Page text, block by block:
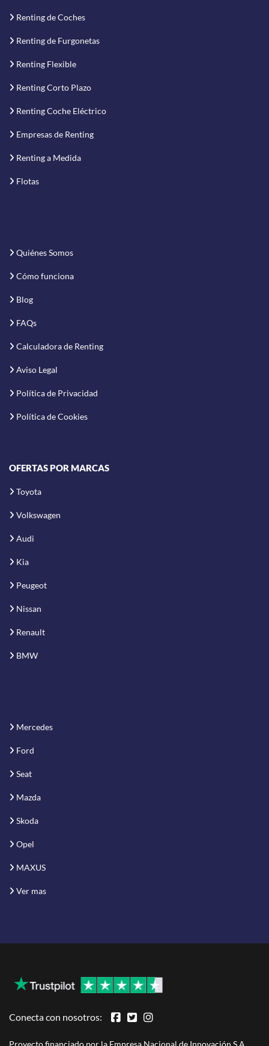
Renting de Coches
Renting de Furgonetas
Renting Flexible
Renting Corto Plazo
Renting Coche Eléctrico
Empresas de Renting
Renting a Medida
Flotas
Quiénes Somos
Cómo funciona
Blog
FAQs
Calculadora de Renting
Aviso Legal
Política de Privacidad
Política de Cookies
OFERTAS POR MARCAS
Toyota
Volkswagen
Audi
Kia
Peugeot
Nissan
Renault
BMW
Mercedes
Ford
Seat
Mazda
Skoda
Opel
MAXUS
Ver mas
Conecta con nosotros: